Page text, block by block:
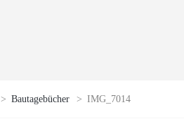
> Bautagebücher > IMG_7014